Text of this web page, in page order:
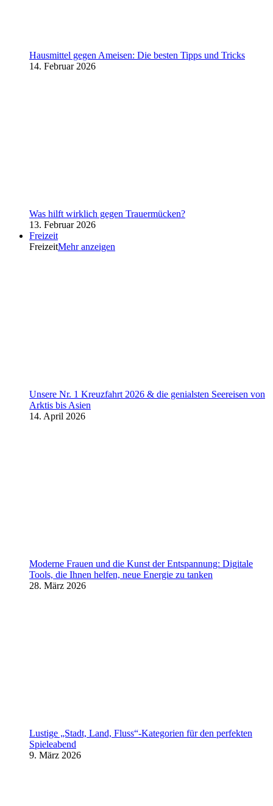
Hausmittel gegen Ameisen: Die besten Tipps und Tricks
14. Februar 2026
Was hilft wirklich gegen Trauermücken?
13. Februar 2026
Freizeit
FreizeitMehr anzeigen
Unsere Nr. 1 Kreuzfahrt 2026 & die genialsten Seereisen von
Arktis bis Asien
14. April 2026
Moderne Frauen und die Kunst der Entspannung: Digitale
Tools, die Ihnen helfen, neue Energie zu tanken
28. März 2026
Lustige „Stadt, Land, Fluss“-Kategorien für den perfekten
Spieleabend
9. März 2026